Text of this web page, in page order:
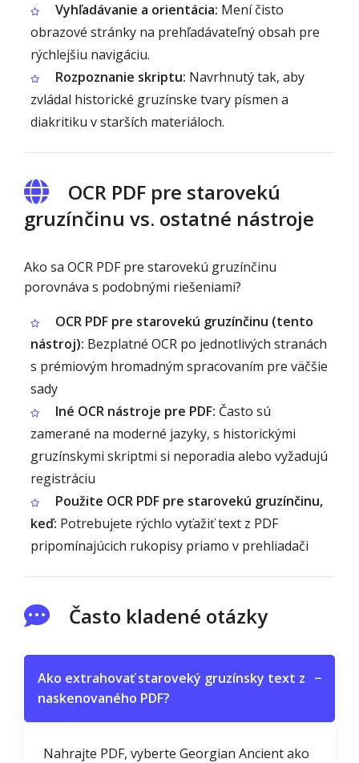
Vyhľadávanie a orientácia: Mení čisto
obrazové stránky na prehľadávateľný obsah pre
rýchlejšiu navigáciu.
Rozpoznanie skriptu: Navrhnutý tak, aby
zvládal historické gruzínske tvary písmen a
diakritiku v starších materiáloch.
OCR PDF pre starovekú
gruzínčinu vs. ostatné nástroje
Ako sa OCR PDF pre starovekú gruzínčinu
porovnáva s podobnými riešeniami?
OCR PDF pre starovekú gruzínčinu (tento
nástroj): Bezplatné OCR po jednotlivých stranách
s prémiovým hromadným spracovaním pre väčšie
sady
Iné OCR nástroje pre PDF: Často sú
zamerané na moderné jazyky, s historickými
gruzínskymi skriptmi si neporadia alebo vyžadujú
registráciu
Použite OCR PDF pre starovekú gruzínčinu,
keď: Potrebujete rýchlo vyťažiť text z PDF
pripomínajúcich rukopisy priamo v prehliadači
Často kladené otázky
Ako extrahovať staroveký gruzínsky text z
naskenovaného PDF?
−
Nahrajte PDF, vyberte Georgian Ancient ako